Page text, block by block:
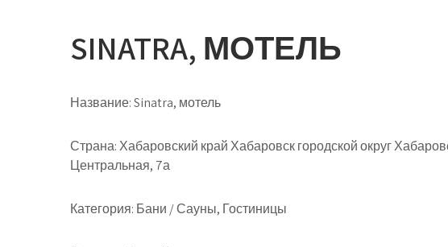
SINATRA, МОТЕЛЬ
Название:Sinatra, мотель
Страна:Хабаровский край Хабаровск городской округ
Центральная, 7а
Категория: Бани / Сауны, Гостиницы